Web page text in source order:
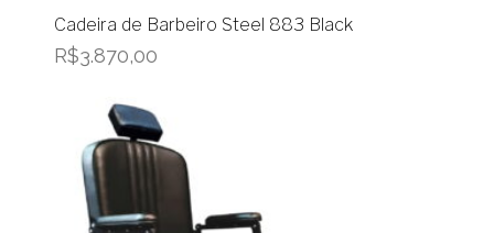
Cadeira de Barbeiro Steel 883 Black
R$3.870,00